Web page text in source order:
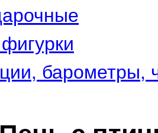
барометры,